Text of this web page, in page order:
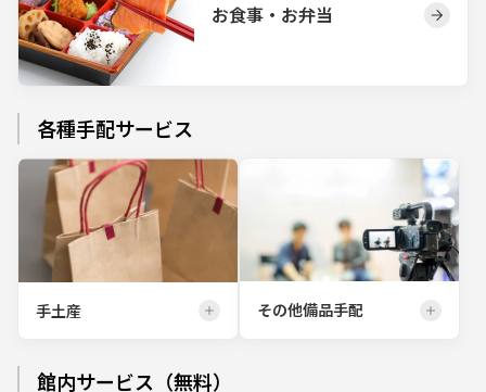
お食事・お弁当
各種手配サービス
手土産 その他備品手配
館内サービス（無料）